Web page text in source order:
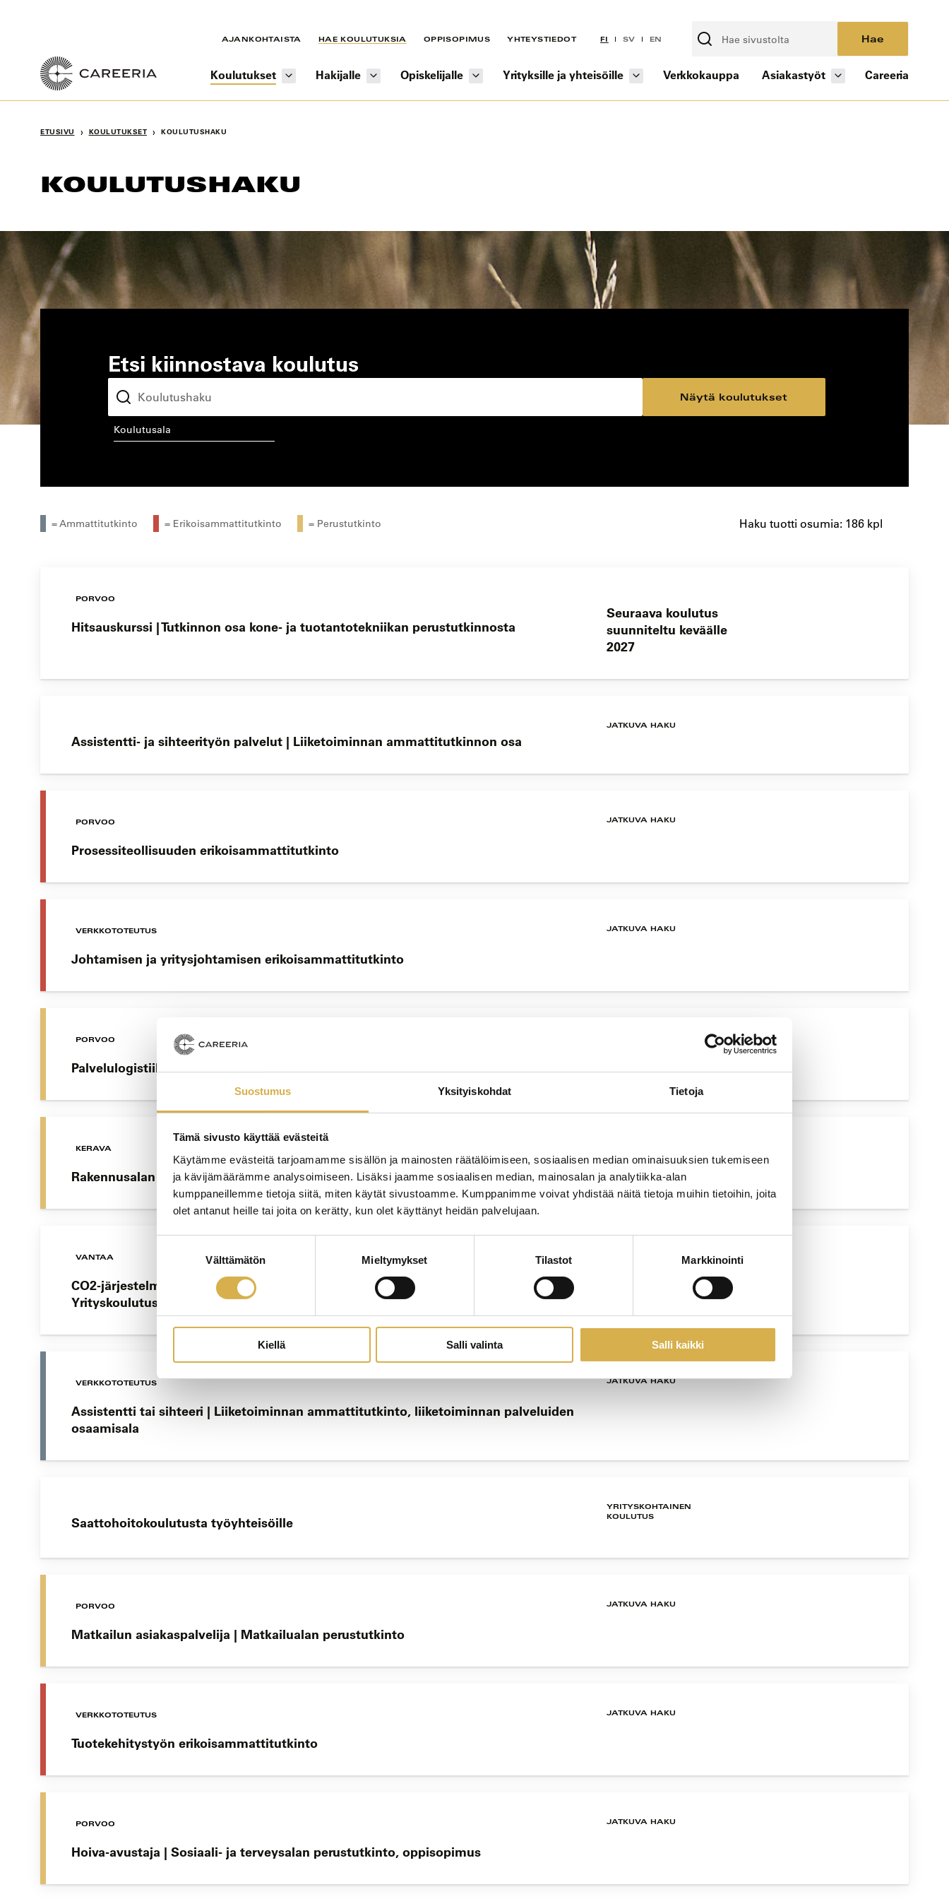
Suostumus Yksityiskohdat Tietoja
Tämä sivusto käyttää evästeitä
Käytämme evästeitä tarjoamamme sisällön ja mainosten räätälöimiseen, sosiaalisen median ominaisuuksien tukemiseen
ja kävijämäärämme analysoimiseen. Lisäksi jaamme sosiaalisen median, mainosalan ja analytiikka-alan
kumppaneillemme tietoja siitä, miten käytät sivustoamme. Kumppanimme voivat yhdistää näitä tietoja muihin tietoihin, joita
olet antanut heille tai joita on kerätty, kun olet käyttänyt heidän palvelujaan.
Välttämätön Mieltymykset Tilastot Markkinointi
Kiellä Salli valinta Salli kaikki
AJANKOHTAISTA HAE KOULUTUKSIA OPPISOPIMUS YHTEYSTIEDOT FI SV EN Hae
Koulutukset Hakijalle Opiskelijalle Yrityksille ja yhteisöille Verkkokauppa Asiakastyöt Careeria
ETUSIVU › KOULUTUKSET › KOULUTUSHAKU
KOULUTUSHAKU
Etsi kiinnostava koulutus
koulutusala
Näytä koulutukset
= Ammattitutkinto = Erikoisammattitutkinto = Perustutkinto Haku tuotti osumia: 186 kpl
PORVOO
Hitsauskurssi | Tutkinnon osa kone- ja tuotantotekniikan perustutkinnosta
Seuraava koulutus
suunniteltu keväälle
2027
Assistentti- ja sihteerityön palvelut | Liiketoiminnan ammattitutkinnon osa
JATKUVA HAKU
PORVOO
Prosessiteollisuuden erikoisammattitutkinto
JATKUVA HAKU
VERKKOTOTEUTUS
Johtamisen ja yritysjohtamisen erikoisammattitutkinto
JATKUVA HAKU
PORVOO
Palvelulogistiikkatyöntekijä | Logistiikan perustutkinto
KERAVA
Rakennusalan perustutkinto tai tutkinnon osia | Talonrakentaja
VANTAA
CO2-järjestelmien toiminta, käyttöönotto ja säätö, höyrystinpään ohjausjärjestelmä |
Yrityskoulutus
VERKKOTOTEUTUS
Assistentti tai sihteeri | Liiketoiminnan ammattitutkinto, liiketoiminnan palveluiden
osaamisala
JATKUVA HAKU
Saattohoitokoulutusta työyhteisöille
YRITYSKOHTAINEN
KOULUTUS
PORVOO
Matkailun asiakaspalvelija | Matkailualan perustutkinto
JATKUVA HAKU
VERKKOTOTEUTUS
Tuotekehitystyön erikoisammattitutkinto
JATKUVA HAKU
PORVOO
Hoiva-avustaja | Sosiaali- ja terveysalan perustutkinto, oppisopimus
JATKUVA HAKU